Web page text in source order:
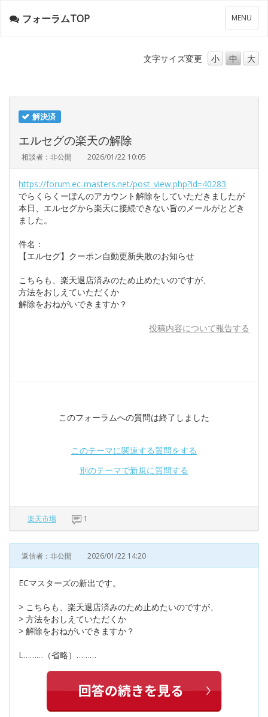
メ
ニ
ー
MENU
フォーラムTOP
文字サイズ変更 小 中 大
解決済
エルセグの楽天の解除
相談者：非公開 2026/01/22 10:05
https://forum.ec-masters.net/post_view.php?id=40283
でらくらくーぽんのアカウント解除をしていただきましたが
本日、エルセグから楽天に接続できない旨のメールがとどき
ました。
件名：
【エルセグ】クーポン自動更新失敗のお知らせ
こちらも、楽天退店済みのため止めたいのですが、
方法をおしえていただくか
解除をおねがいできますか？
投稿内容について報告する
このフォーラムへの質問は終了しました
このテーマに関連する質問をする
別のテーマで新規に質問する
楽天市場 1
返信者：非公開 2026/01/22 14:20
ECマスターズの新出です。
> こちらも、楽天退店済みのため止めたいのですが、
> 方法をおしえていただくか
> 解除をおねがいできますか？
L………（省略）………